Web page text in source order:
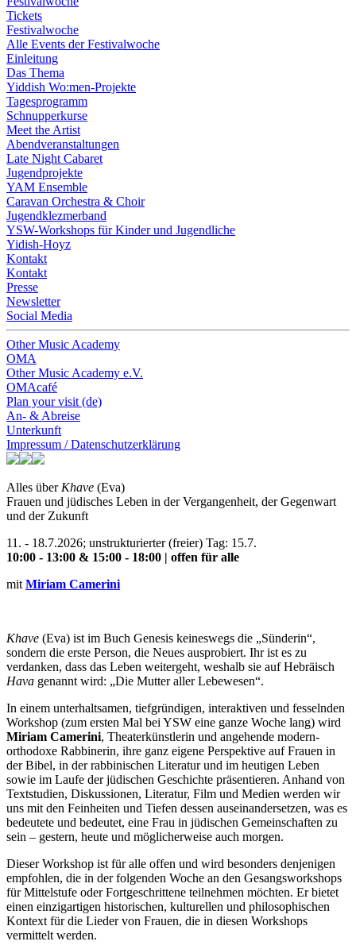
Tickets
Festivalwoche
Alle Events der Festivalwoche
Einleitung
Das Thema
Yiddish Wo:men-Projekte
Tagesprogramm
Schnupperkurse
Meet the Artist
Abendveranstaltungen
Late Night Cabaret
Jugendprojekte
YAM Ensemble
Caravan Orchestra & Choir
Jugendklezmerband
YSW-Workshops für Kinder und Jugendliche
Yidish-Hoyz
Kontakt
Kontakt
Presse
Newsletter
Social Media
Other Music Academy
OMA
Other Music Academy e.V.
OMAcafé
Plan your visit (de)
An- & Abreise
Unterkunft
Impressum / Datenschutzerklärung
Alles über Khave (Eva)
Frauen und jüdisches Leben in der Vergangenheit, der Gegenwart
und der Zukunft
11. - 18.7.2026; unstrukturierter (freier) Tag: 15.7.
10:00 - 13:00 & 15:00 - 18:00 | offen für alle
mit Miriam Camerini
Khave (Eva) ist im Buch Genesis keineswegs die „Sünderin“,
sondern die erste Person, die Neues ausprobiert. Ihr ist es zu
verdanken, dass das Leben weitergeht, weshalb sie auf Hebräisch
Hava genannt wird: „Die Mutter aller Lebewesen“.
In einem unterhaltsamen, tiefgründigen, interaktiven und fesselnden
Workshop (zum ersten Mal bei YSW eine ganze Woche lang) wird
Miriam Camerini, Theaterkünstlerin und angehende modern-
orthodoxe Rabbinerin, ihre ganz eigene Perspektive auf Frauen in
der Bibel, in der rabbinischen Literatur und im heutigen Leben
sowie im Laufe der jüdischen Geschichte präsentieren. Anhand von
Textstudien, Diskussionen, Literatur, Film und Medien werden wir
uns mit den Feinheiten und Tiefen dessen auseinandersetzen, was es
bedeutete und bedeutet, eine Frau in jüdischen Gemeinschaften zu
sein – gestern, heute und möglicherweise auch morgen.
Dieser Workshop ist für alle offen und wird besonders denjenigen
empfohlen, die in der folgenden Woche an den Gesangsworkshops
für Mittelstufe oder Fortgeschrittene teilnehmen möchten. Er bietet
einen einzigartigen historischen, kulturellen und philosophischen
Kontext für die Lieder von Frauen, die in diesen Workshops
vermittelt werden.